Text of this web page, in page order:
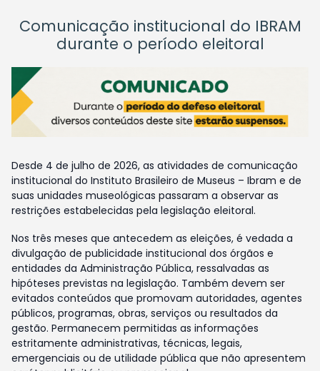
Comunicação institucional do IBRAM
durante o período eleitoral
Desde 4 de julho de 2026, as atividades de comunicação
institucional do Instituto Brasileiro de Museus – Ibram e de
suas unidades museológicas passaram a observar as
restrições estabelecidas pela legislação eleitoral.
Nos três meses que antecedem as eleições, é vedada a
divulgação de publicidade institucional dos órgãos e
entidades da Administração Pública, ressalvadas as
hipóteses previstas na legislação. Também devem ser
evitados conteúdos que promovam autoridades, agentes
públicos, programas, obras, serviços ou resultados da
gestão. Permanecem permitidas as informações
estritamente administrativas, técnicas, legais,
emergenciais ou de utilidade pública que não apresentem